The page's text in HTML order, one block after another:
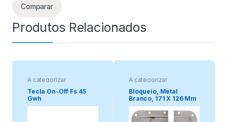
Comparar
Produtos Relacionados
A categorizar
Tecla On-Off Fs 45
Gwh
A categorizar
Bloqueio, Metal
Branco, 171 X 126 Mm